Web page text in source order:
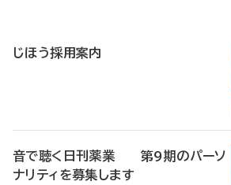
じほう採用案内
音で聴く日刊薬業 第9期のパーソ
ナリティを募集します